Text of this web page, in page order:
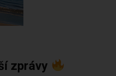
zprávy